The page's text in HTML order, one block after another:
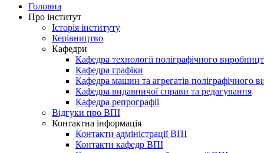
Головна
Про інститут
Історія інституту
Керівництво
Кафедри
Кафедра технології поліграфічного
Кафедра графіки
Кафедра машин та агрегатів поліграфічного
Кафедра видавничої справи та редагування
Кафедра репрографії
Відгуки про ВПІ
Контактна інформація
Контакти адміністрації ВПІ
Контакти кафедр ВПІ